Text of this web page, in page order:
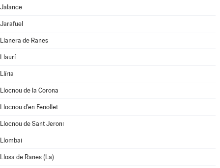
Jalance
Jarafuel
Llanera de Ranes
Llaurí
Llíria
Llocnou de la Corona
Llocnou d'en Fenollet
Llocnou de Sant Jeroni
Llombai
Llosa de Ranes (La)